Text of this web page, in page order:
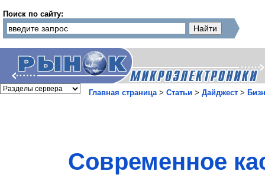
Поиск по сайту:
Главная страница> Статьи > Дайджест >
Современное